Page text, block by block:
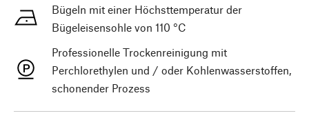
Bügeln mit einer Höchsttemperatur der
Bügeleisensohle von 110 °C
Professionelle Trockenreinigung mit
Perchlorethylen und / oder Kohlenwasserstoffen,
schonender Prozess